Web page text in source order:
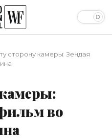
сторону камеры: Зендая
во